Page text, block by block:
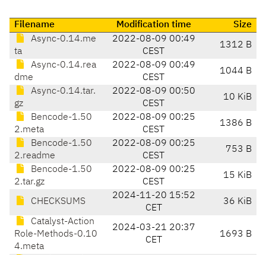
Filename Modification time
Size
Async-0.14.me
ta
2022-08-09 00:49
CEST
1312 B
Async-0.14.rea
dme
2022-08-09 00:49
CEST
1044 B
Async-0.14.tar.
gz
2022-08-09 00:50
CEST
10 KiB
Bencode-1.50
2.meta
2022-08-09 00:25
CEST
1386 B
Bencode-1.50
2.readme
2022-08-09 00:25
CEST
753 B
Bencode-1.50
2.tar.gz
2022-08-09 00:25
CEST
15 KiB
CHECKSUMS
2024-11-20 15:52
CET
36 KiB
Catalyst-Action
Role-Methods-0.10
4.meta
2024-03-21 20:37
CET
1693 B